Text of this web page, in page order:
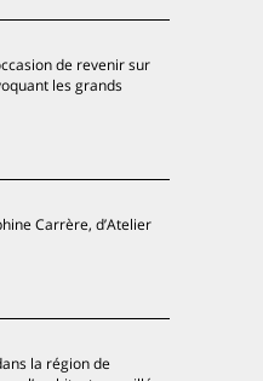
de revenir sur
les grands
Carrère, d’Atelier
la région de